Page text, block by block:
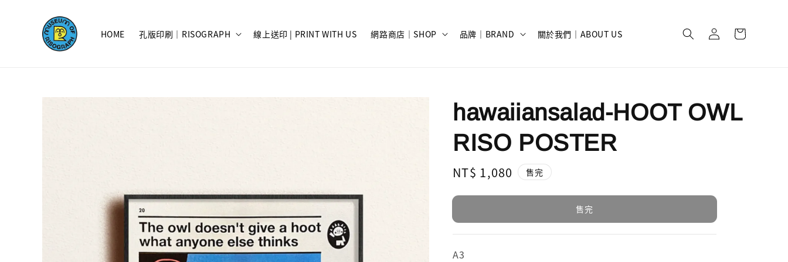
HOME 孔版印刷｜RISOGRAPH 線上送印 | PRINT WITH US 網路商店｜SHOP 品牌｜BRAND 關於我們｜ABOUT US
hawaiiansalad-HOOT OWL
RISO POSTER
Regular
NT$ 1,080 售完
售完
A3